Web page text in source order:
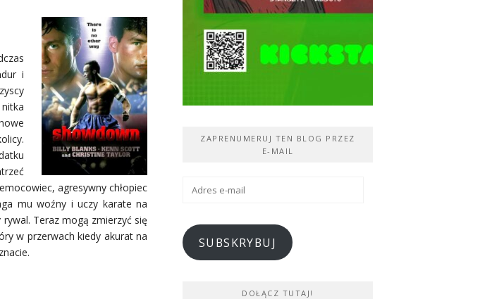
i
agresywny chłopiec
mu woźny i uczy karate na
Teraz mogą zmierzyć się
w przerwach kiedy akurat na
ZAPRENUMERUJ TEN BLOG PRZEZ
E-MAIL
Adres
SUBSKRYBUJ
DOŁĄCZ TUTAJ!